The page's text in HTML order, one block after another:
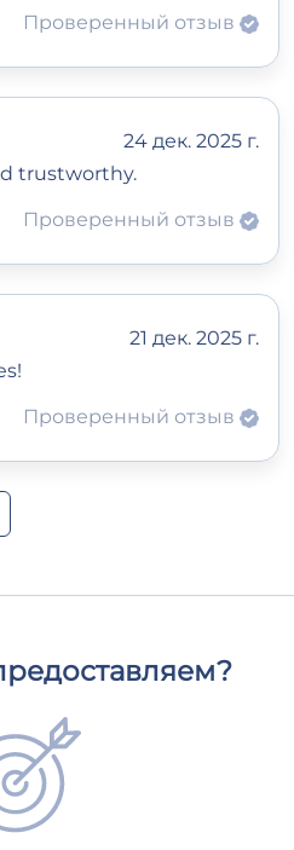
Проверенный отзыв
24 дек. 2025 г.
trustworthy.
Проверенный отзыв
21 дек. 2025 г.
Проверенный отзыв